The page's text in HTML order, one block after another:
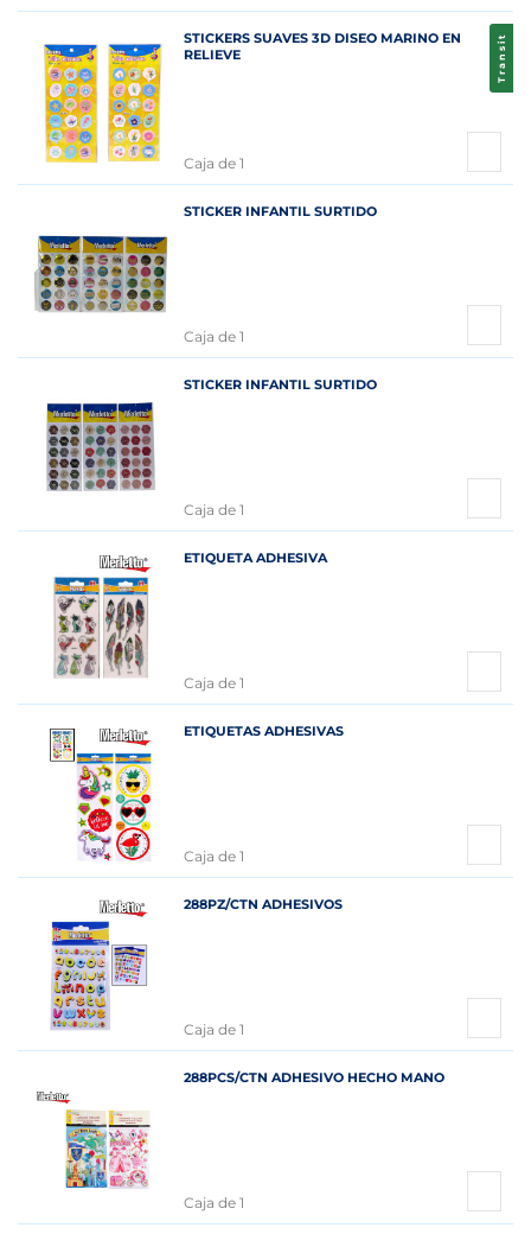
Transit
STICKERS SUAVES 3D DISEO MARINO EN
RELIEVE
Caja de 1
STICKER INFANTIL SURTIDO
Caja de 1
STICKER INFANTIL SURTIDO
Caja de 1
ETIQUETA ADHESIVA
Caja de 1
ETIQUETAS ADHESIVAS
Caja de 1
288PZ/CTN ADHESIVOS
Caja de 1
288PCS/CTN ADHESIVO HECHO MANO
Caja de 1